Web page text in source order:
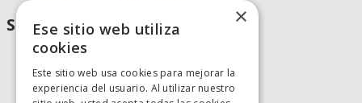
Social Media ×
Ese sitio web utiliza
cookies
Este sitio web usa cookies para mejorar la
experiencia del usuario. Al utilizar nuestro